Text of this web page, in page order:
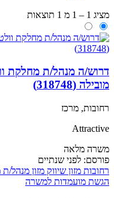
מציג 1 – 1 מ 1 תוצאות
דרוש/ה מנהל/ת מחלקת
מובילה (318748)
רחובות, מרכז
Attractive
משרה מלאה
פורסם: לפני שנתיים
רחובות מזון שיווק מזון מנהל/
הגשת מועמדות למשרה